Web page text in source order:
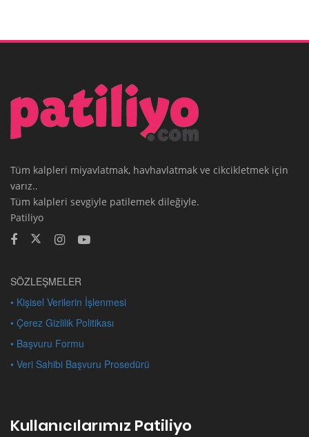
Tüm kalpleri miyavlatmak, havhavlatmak ve cikcikletmek için
varız..
Tüm kalpleri sevgiyle patilemek dileğiyle.
Patiliyo
SÖZLEŞMELER
• Kişisel Verilerin İşlenmesi
• Çerez Gizlilik Politikası
• Başvuru Formu
• Veri Sahibi Başvuru Prosedürü
Kullanıcılarımız Patiliyo